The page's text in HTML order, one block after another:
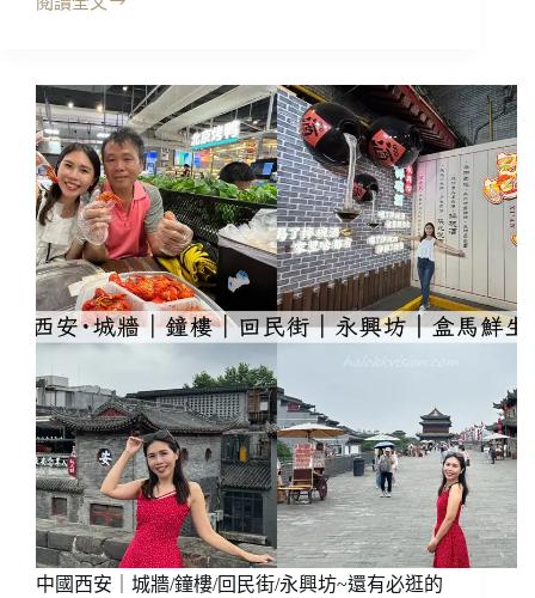
CP
值
首
選!
3
種
房
型
與
超
大
浴
開
箱
~
西
宿
｜
建
國
璞
隱
酒
店
(西
安
大
塔
大
唐
不
夜
城
店)
:
隱
中國西安｜城牆/鐘樓/回民街/永興坊~還有必逛的